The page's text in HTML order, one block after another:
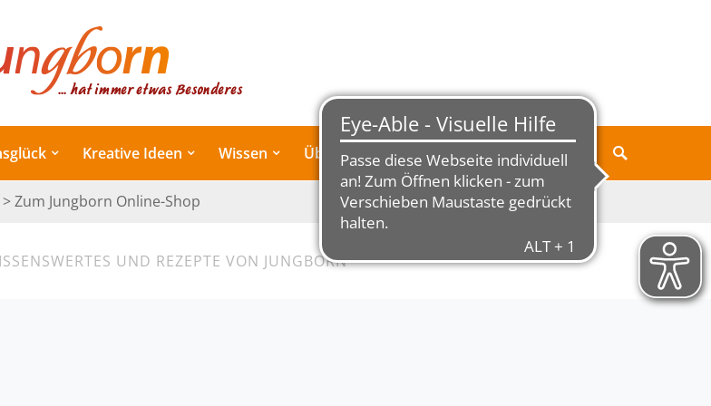
Kreative Ideen Wissen Über Jungborn
> Zum Jungborn Online-Shop
UND REZEPTE VON JUNGBORN